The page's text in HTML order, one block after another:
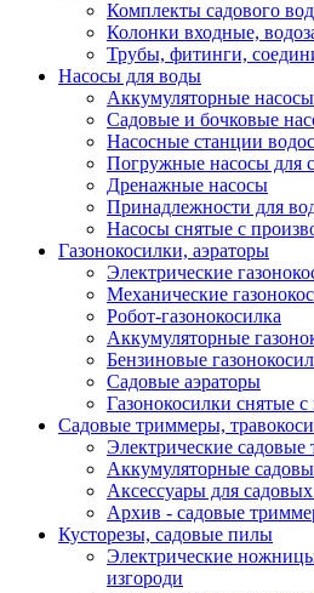
Комплекты садового
Колонки входные,
Трубы, фитинги,
Насосы для воды
Аккумуляторные насосы
Садовые и бочковые
Насосные станции
Погружные насосы для
Дренажные насосы
Принадлежности для
Насосы снятые с
Газонокосилки, аэраторы
Электрические
Механические
Робот-газонокосилка
Аккумуляторные
Бензиновые
Садовые аэраторы
Газонокосилки снятые с
Садовые триммеры,
Электрические
Аккумуляторные
Аксессуары для
Архив - садовые
Кусторезы, садовые пилы
Электрические
изгороди